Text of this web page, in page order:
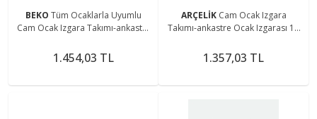
BEKO Tüm Ocaklarla Uyumlu
Cam Ocak Izgara Takımı-ankastre
Izgarası (8 Parça)
1.454,03 TL
ARÇELİK Cam Ocak Izgara
Takımı-ankastre Ocak Izgarası 17
1.357,03 TL